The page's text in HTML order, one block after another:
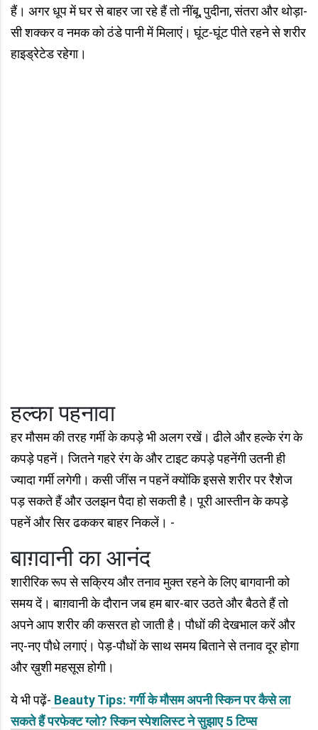
हैं। अगर धूप में घर से बाहर जा रहे हैं तो नींबू, पुदीना, संतरा और थोड़ा-
सी शक्कर व नमक को ठंडे पानी में मिलाएं। घूंट-घूंट पीते रहने से शरीर
हाइड्रेटेड रहेगा।
हल्का पहनावा
हर मौसम की तरह गर्मी के कपड़े भी अलग रखें। ढीले और हल्के रंग के
कपड़े पहनें। जितने गहरे रंग के और टाइट कपड़े पहनेंगी उतनी ही
ज्यादा गर्मी लगेगी। कसी जींस न पहनें क्योंकि इससे शरीर पर रैशेज
पड़ सकते हैं और उलझन पैदा हो सकती है। पूरी आस्तीन के कपड़े
पहनें और सिर ढककर बाहर निकलें। -
बाग़वानी का आनंद
शारीरिक रूप से सक्रिय और तनाव मुक्त रहने के लिए बागवानी को
समय दें। बाग़वानी के दौरान जब हम बार-बार उठते और बैठते हैं तो
अपने आप शरीर की कसरत हो जाती है। पौधों की देखभाल करें और
नए-नए पौधे लगाएं। पेड़-पौधों के साथ समय बिताने से तनाव दूर होगा
और ख़ुशी महसूस होगी।
ये भी पढ़ें- Beauty Tips: गर्गी के मौसम अपनी स्किन पर कैसे ला
सकते हैं परफेक्ट ग्लो? स्किन स्पेशलिस्ट ने सुझाए 5 टिप्स